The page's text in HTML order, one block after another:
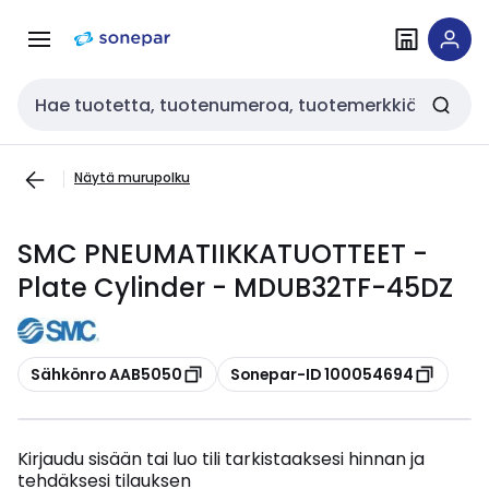
navigointiinsisältöön
Haku
Näytä murupolku
SMC PNEUMATIIKKATUOTTEET -
Plate Cylinder - MDUB32TF-45DZ
Kopioi
Sähkönro AAB5050 Kopioi
Sonepar-ID 100054694
Kirjaudu sisään tai luo tili tarkistaaksesi hinnan ja
tehdäksesi tilauksen